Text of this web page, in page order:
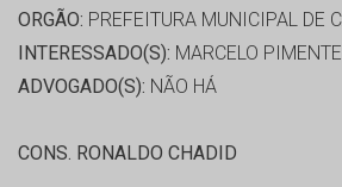
ORGÃO: PREFEITURA MUNICIPAL DE
INTERESSADO(S): MARCELO
ADVOGADO(S): NÃO HÁ
CONS. RONALDO CHADID